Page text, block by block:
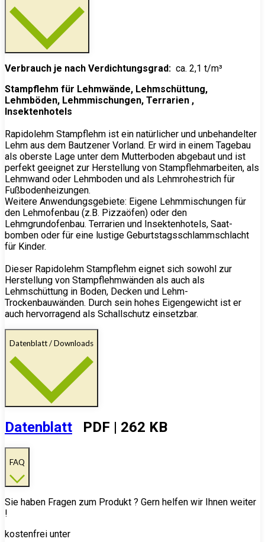
Verbrauch je nach Verdichtungsgrad: ca. 2,1 t/m³
Stampflehm für Lehmwände, Lehmschüttung,
Lehmböden, Lehmmischungen, Terrarien ,
Insektenhotels
Rapidolehm Stampflehm ist ein natürlicher und unbehandelter
Lehm aus dem Bautzener Vorland. Er wird in einem Tagebau
als oberste Lage unter dem Mutterboden abgebaut und ist
perfekt geeignet zur Herstellung von Stampflehmarbeiten, als
Lehmwand oder Lehmboden und als Lehmrohestrich für
Fußbodenheizungen.
Weitere Anwendungsgebiete: Eigene Lehmmischungen für
den Lehmofenbau (z.B. Pizzaöfen) oder den
Lehmgrundofenbau. Terrarien und Insektenhotels, Saat-
bomben oder für eine lustige Geburtstagsschlammschlacht
für Kinder.
Dieser Rapidolehm Stampflehm eignet sich sowohl zur
Herstellung von Stampflehmwänden als auch als
Lehmschüttung in Boden, Decken und Lehm-
Trockenbauwänden. Durch sein hohes Eigengewicht ist er
auch hervorragend als Schallschutz einsetzbar.
Datenblatt / Downloads
Datenblatt PDF | 262 KB
FAQ
Sie haben Fragen zum Produkt ? Gern helfen wir Ihnen weiter
!
kostenfrei unter